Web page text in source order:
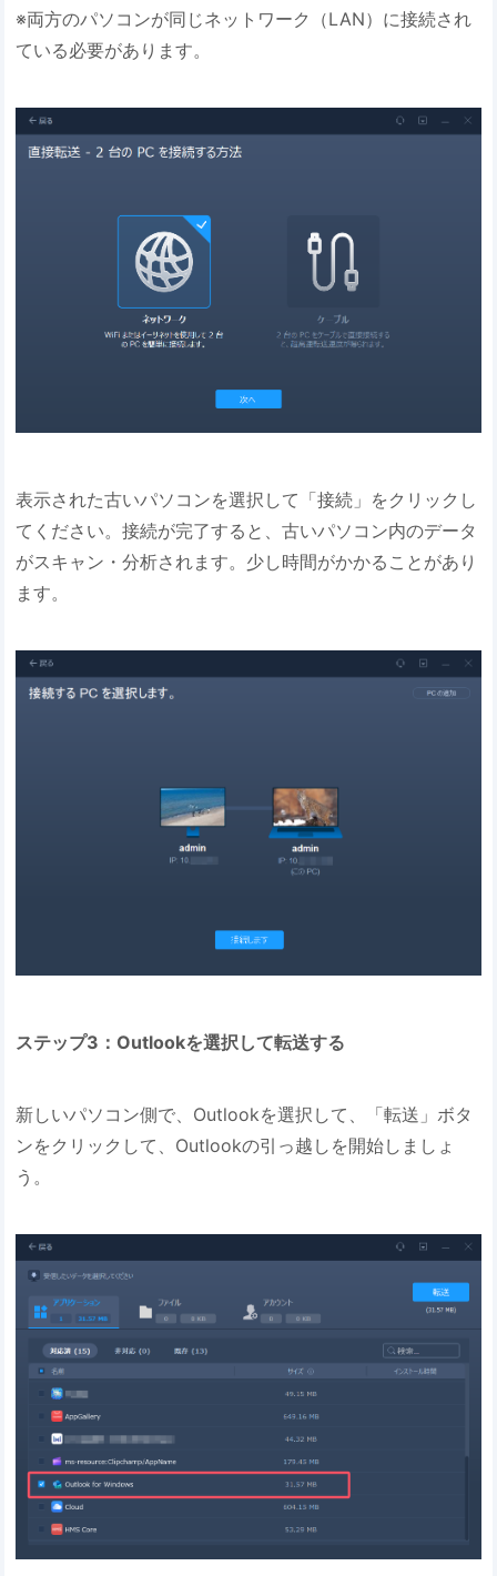
※両方のパソコンが同じネットワーク（LAN）に接続され
ている必要があります。
表示された古いパソコンを選択して「接続」をクリックし
てください。接続が完了すると、古いパソコン内のデータ
がスキャン・分析されます。少し時間がかかることがあり
ます。
ステップ3：Outlookを選択して転送する
新しいパソコン側で、Outlookを選択して、「転送」ボタ
ンをクリックして、Outlookの引っ越しを開始しましょ
う。